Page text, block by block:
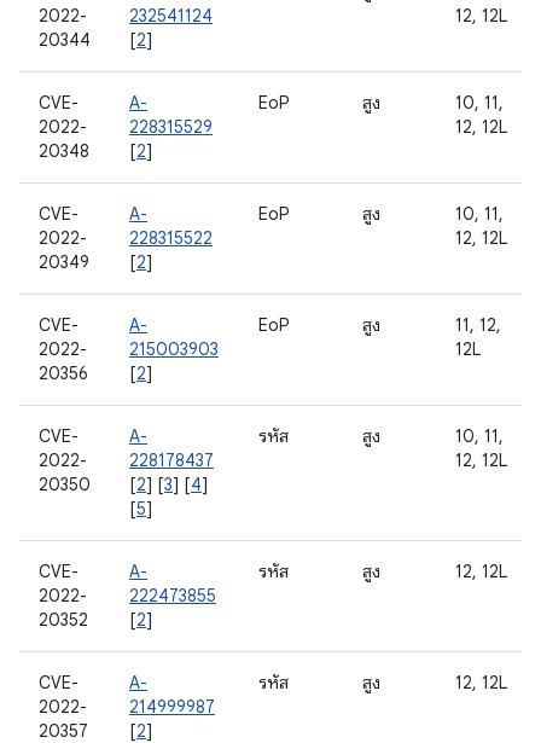
2022-
20344
232541124
[2]
12, 12L
CVE-
2022-
20348
A-
228315529
[2]
EoP สูง
10, 11,
12, 12L
CVE-
2022-
20349
A-
228315522
[2]
EoP สูง
10, 11,
12, 12L
CVE-
2022-
20356
A-
215003903
[2]
EoP สูง
11, 12,
12L
CVE-
2022-
20350
A-
228178437
[2] [3] [4]
[5]
รหัส สูง
10, 11,
12, 12L
CVE-
2022-
20352
A-
222473855
[2]
รหัส สูง 12, 12L
CVE-
2022-
20357
A-
214999987
[2]
รหัส สูง 12, 12L